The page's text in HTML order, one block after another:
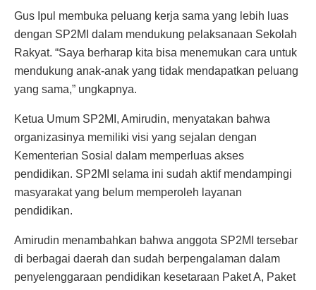
Gus Ipul membuka peluang kerja sama yang lebih luas
dengan SP2MI dalam mendukung pelaksanaan Sekolah
Rakyat. “Saya berharap kita bisa menemukan cara untuk
mendukung anak-anak yang tidak mendapatkan peluang
yang sama,” ungkapnya.
Ketua Umum SP2MI, Amirudin, menyatakan bahwa
organizasinya memiliki visi yang sejalan dengan
Kementerian Sosial dalam memperluas akses
pendidikan. SP2MI selama ini sudah aktif mendampingi
masyarakat yang belum memperoleh layanan
pendidikan.
Amirudin menambahkan bahwa anggota SP2MI tersebar
di berbagai daerah dan sudah berpengalaman dalam
penyelenggaraan pendidikan kesetaraan Paket A, Paket